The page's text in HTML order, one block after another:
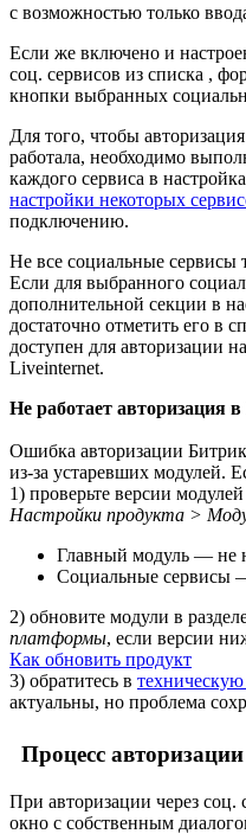
c возможностью только
Если же включено и
соц. сервисов из списка ,
кнопки выбранных
Для того, чтобы
работала, необходимо
каждого сервиса в
настройки некоторых
подключению.
Не все социальные сервисы
Если для выбранного
дополнительной секции в
достаточно отметить его в
доступен для авторизации
Liveinternet.
Не работает авторизация
Ошибка авторизации
из-за устаревших модулей.
1) проверьте версии модулей
Настройки продукта >
Главный модуль — не
Социальные сервисы
2) обновите модули в
платформы, если версии
Как обновить продукт
3) обратитесь в
актуальны, но проблема
Процесс авторизации
При авторизации через соц.
окно с собственным